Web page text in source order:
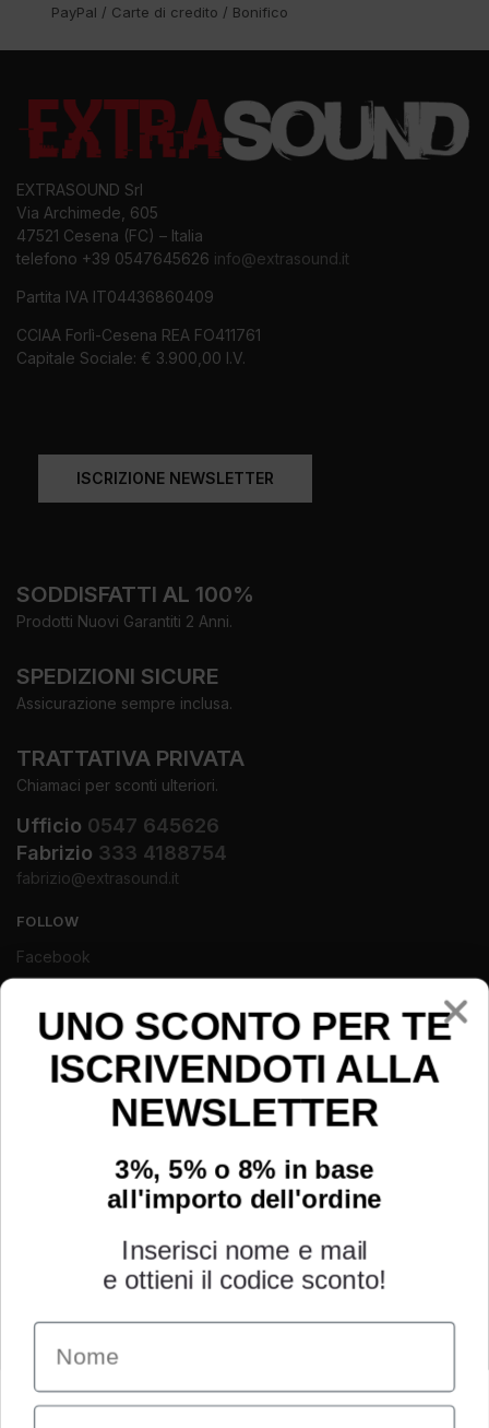
PayPal / Carte di credito / Bonifico
EXTRASOUND Srl
Via Archimede, 605
47521 Cesena (FC) – Italia
telefono +39 0547645626 info@extrasound.it
Partita IVA IT04436860409
CCIAA Forlì-Cesena REA FO411761
Capitale Sociale: € 3.900,00 I.V.
ISCRIZIONE NEWSLETTER
SODDISFATTI AL 100%
Prodotti Nuovi Garantiti 2 Anni.
SPEDIZIONI SICURE
Assicurazione sempre inclusa.
TRATTATIVA PRIVATA
Chiamaci per sconti ulteriori.
Ufficio 0547 645626
Fabrizio 333 4188754
fabrizio@extrasound.it
FOLLOW
Facebook
Instagram
Youtube
INFORMAZIONI
Chi siamo
UNO SCONTO PER TE
ISCRIVENDOTI ALLA
NEWSLETTER
3%, 5% o 8% in base
all'importo dell'ordine
Inserisci nome e mail
e ottieni il codice sconto!
Name
Email